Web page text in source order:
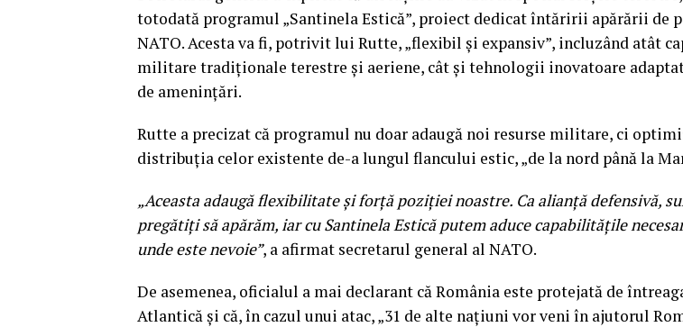
totodată programul „Santinela Estică”, proiect dedicat întăririi apărării de
NATO. Acesta va fi, potrivit lui Rutte, „flexibil şi expansiv”, incluzând atât
militare tradiţionale terestre şi aeriene, cât şi tehnologii inovatoare
de ameninţări.
Rutte a precizat că programul nu doar adaugă noi resurse militare, ci
distribuţia celor existente de-a lungul flancului estic, „de la nord până la
„Aceasta adaugă flexibilitate şi forţă poziţiei noastre. Ca alianţă defensivă,
pregătiţi să apărăm, iar cu Santinela Estică putem aduce capabilităţile
unde este nevoie”, a afirmat secretarul general al NATO.
De asemenea, oficialul a mai declarant că România este protejată de
Atlantică şi că, în cazul unui atac, „31 de alte naţiuni vor veni în ajutorul